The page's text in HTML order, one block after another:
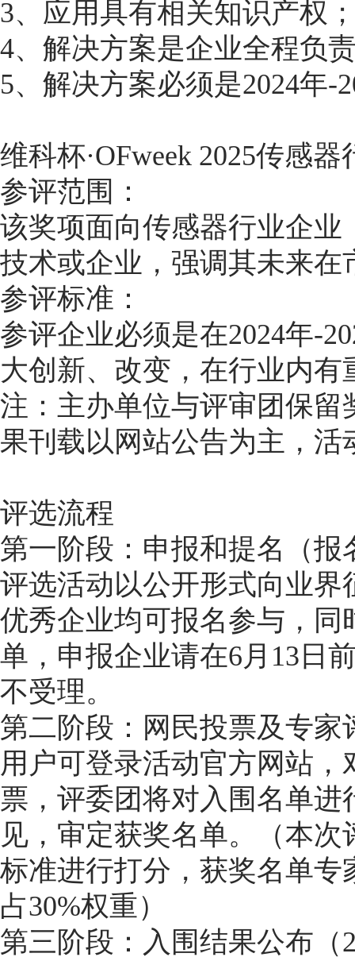
3、应用具有相关知识产权
4、解决方案是企业全程负
5、解决方案必须是2024年-
维科杯·OFweek 2025传感
参评范围：
该奖项面向传感器行业企
技术或企业，强调其未来
参评标准：
参评企业必须是在2024年-
大创新、改变，在行业内有
注：主办单位与评审团保
果刊载以网站公告为主，
评选流程
第一阶段：申报和提名（报
评选活动以公开形式向业
优秀企业均可报名参与，
单，申报企业请在6月13日
不受理。
第二阶段：网民投票及专家
用户可登录活动官方网站
票，评委团将对入围名单
见，审定获奖名单。（本
标准进行打分，获奖名单专
占30%权重）
第三阶段：入围结果公布（